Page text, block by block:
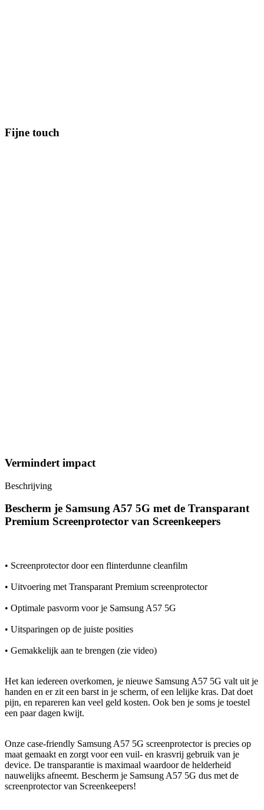
Fijne touch
Vermindert impact
Beschrijving
Bescherm je Samsung A57 5G met de Transparant
Premium Screenprotector van Screenkeepers
• Screenprotector door een flinterdunne cleanfilm
• Uitvoering met Transparant Premium screenprotector
• Optimale pasvorm voor je Samsung A57 5G
• Uitsparingen op de juiste posities
• Gemakkelijk aan te brengen (zie video)
Het kan iedereen overkomen, je nieuwe Samsung A57 5G valt uit je
handen en er zit een barst in je scherm, of een lelijke kras. Dat doet
pijn, en repareren kan veel geld kosten. Ook ben je soms je toestel
een paar dagen kwijt.
Onze case-friendly Samsung A57 5G screenprotector is precies op
maat gemaakt en zorgt voor een vuil- en krasvrij gebruik van je
device. De transparantie is maximaal waardoor de helderheid
nauwelijks afneemt. Bescherm je Samsung A57 5G dus met de
screenprotector van Screenkeepers!